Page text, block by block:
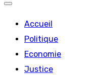
Accueil
Politique
Economie
Justice